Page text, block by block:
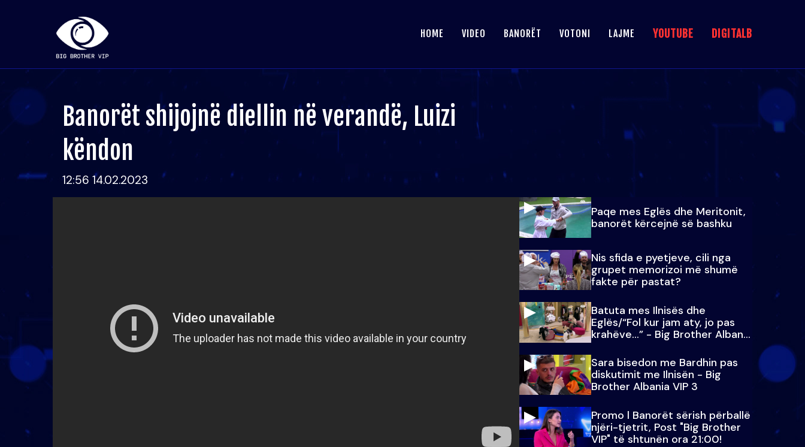
HOME VIDEO BANORËT VOTONI LAJME YOUTUBE DIGITALB
Banorët shijojnë diellin në verandë, Luizi
këndon
12:56 14.02.2023
Paqe mes Eglës dhe Meritonit,
banorët kërcejnë së bashku
Nis sfida e pyetjeve, cili nga
grupet memorizoi më shumë
fakte për pastat?
Batuta mes Ilnisës dhe
Eglës/“Fol kur jam aty, jo pas
krahëve…” - Big Brother Albania
VIP 3
Sara bisedon me Bardhin pas
diskutimit me Ilnisën - Big
Brother Albania VIP 3
Promo l Banorët sërish përballë
njëri-tjetrit, Post "Big Brother
VIP" të shtunën ora 21:00!